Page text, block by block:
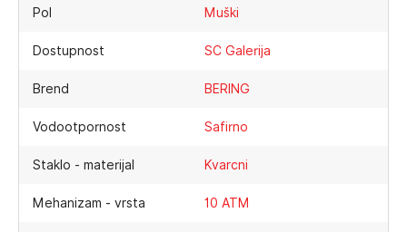
Pol Muški
Dostupnost SC Galerija
Brend BERING
Vodootpornost Safirno
Staklo - materijal Kvarcni
Mehanizam - vrsta 10 ATM